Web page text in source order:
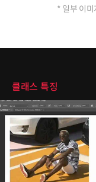
* 일부 이
클래스 특징